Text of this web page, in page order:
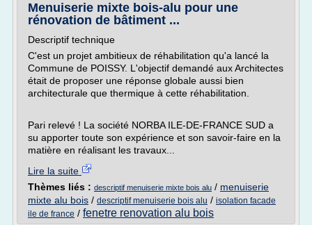
Menuiserie mixte bois-alu pour une
rénovation de bâtiment ...
Descriptif technique
C'est un projet ambitieux de réhabilitation qu'a lancé la
Commune de POISSY. L'objectif demandé aux Architectes
était de proposer une réponse globale aussi bien
architecturale que thermique à cette réhabilitation.
Pari relevé ! La société NORBA ILE-DE-FRANCE SUD a
su apporter toute son expérience et son savoir-faire en la
matière en réalisant les travaux...
Lire la suite
Thèmes liés : descriptif menuiserie mixte bois alu / menuiserie
mixte alu bois / descriptif menuiserie bois alu / isolation facade
ile de france / fenetre renovation alu bois